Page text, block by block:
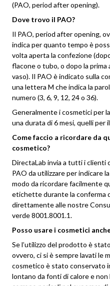
(PAO, period after opening).
Dove trovo il PAO?
Il PAO, period after opening,
indica per quanto tempo è
volta aperta la confezione
flacone o tubo, o dopo la
vaso). Il PAO è indicato sulla
una lettera M che indica la
numero (3, 6, 9, 12, 24 o 36).
Generalmente i cosmetici per
una durata di 6 mesi, quelli per
Come faccio a ricordare da
cosmetico?
DirectaLab invia a tutti i clienti
PAO da utilizzare per indicare
modo da ricordare facilmente
etichette durante la conferma
direttamente alle nostre
verde 8001.8001.1.
Posso usare i cosmetici
Se l’utilizzo del prodotto è
ovvero, ci si è sempre lavati le
cosmetico è stato conservato
lontano da fonti di calore e